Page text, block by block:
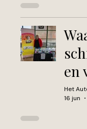
en
Het
16 jun